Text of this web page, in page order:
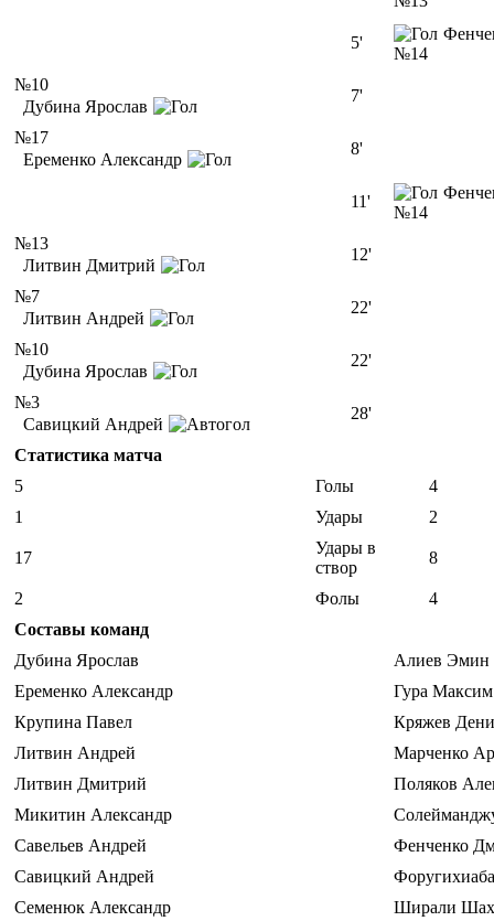
5'
№14
№10
Дубина Ярослав
7'
№17
Еременко Александр
8'
11'
№14
№13
Литвин Дмитрий
12'
№7
Литвин Андрей
22'
№10
Дубина Ярослав
22'
№3
Савицкий Андрей
28'
Статистика матча
5
Голы
4
1
Удары 2
17
Удары в
створ
8
2 Фолы
4
Составы команд
Дубина Ярослав
Алиев Эмин
Еременко Александр
Гура Максим
Крупина Павел
Кряжев
Литвин Андрей
Марченко
Литвин Дмитрий
Поляков
Микитин Александр
Савельев Андрей
Фенченко
Савицкий Андрей
Семенюк Александр
Ширали